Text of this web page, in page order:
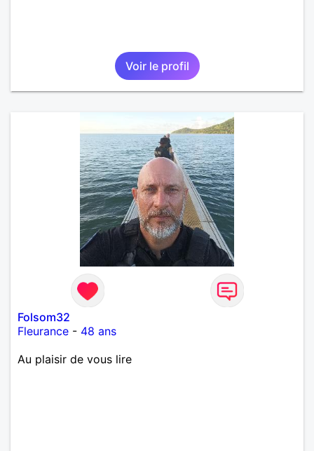
Voir le profil
Folsom32
Fleurance - 48 ans
Au plaisir de vous lire